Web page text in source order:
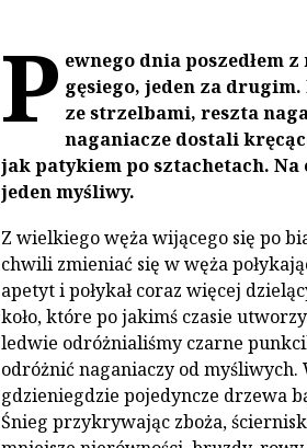
P ewnego dnia poszedłem
gęsiego, jeden za drugim.
ze strzelbami, reszta
naganiacze dostali
jak patykiem po sztachetach. Na
jeden myśliwy.
Z wielkiego węża wijącego się po
chwili zmieniać się w węża
apetyt i połykał coraz więcej
koło, które po jakimś czasie
ledwie odróżnialiśmy czarne
odróżnić naganiaczy od myśliwych.
gdzieniegdzie pojedyncze drzewa
Śnieg przykrywając zboża,